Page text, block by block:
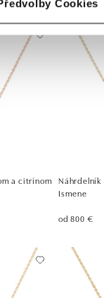
Cookies
a citrínom
Ismene
od 800 €